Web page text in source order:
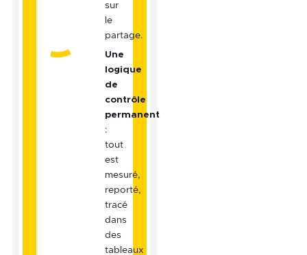
sur
le
partage.
Une
logique
de
contrôle
permanent
:
tout
est
mesuré,
reporté,
tracé
dans
des
tableaux